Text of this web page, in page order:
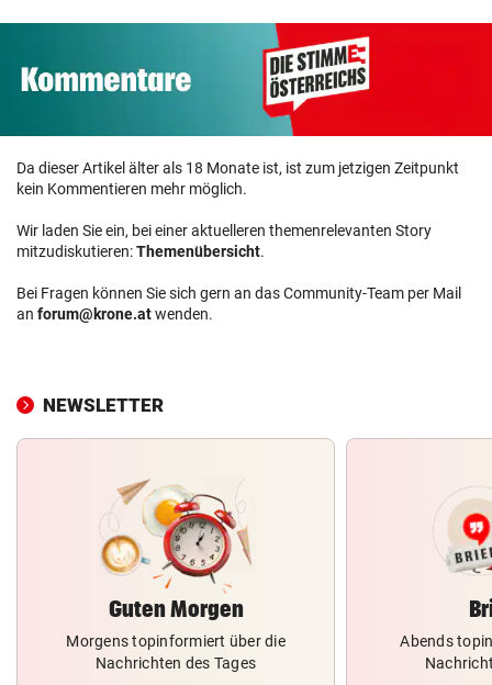
Da dieser Artikel älter als 18 Monate ist, ist zum jetzigen Zeitpunkt
kein Kommentieren mehr möglich.
Wir laden Sie ein, bei einer aktuelleren themenrelevanten Story
mitzudiskutieren:Themenübersicht.
Bei Fragen können Sie sich gern an das Community-Team per Mail
an forum@krone.atwenden.
NEWSLETTER
Guten Morgen
Morgens topinformiert über die
Nachrichten des Tages
Abends